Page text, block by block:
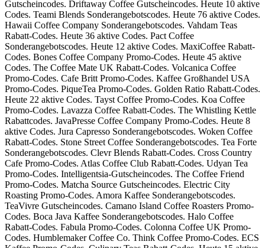
Gutscheincodes. Driftaway Coffee Gutscheincodes. Heute 10 aktive
Codes. Teami Blends Sonderangebotscodes. Heute 76 aktive Codes.
Hawaii Coffee Company Sonderangebotscodes. Vahdam Teas
Rabatt-Codes. Heute 36 aktive Codes. Pact Coffee
Sonderangebotscodes. Heute 12 aktive Codes. MaxiCoffee Rabatt-
Codes. Bones Coffee Company Promo-Codes. Heute 45 aktive
Codes. The Coffee Mate UK Rabatt-Codes. Volcanica Coffee
Promo-Codes. Cafe Britt Promo-Codes. Kaffee Großhandel USA
Promo-Codes. PiqueTea Promo-Codes. Golden Ratio Rabatt-Codes.
Heute 22 aktive Codes. Tayst Coffee Promo-Codes. Koa Coffee
Promo-Codes. Lavazza Coffee Rabatt-Codes. The Whistling Kettle
Rabattcodes. JavaPresse Coffee Company Promo-Codes. Heute 8
aktive Codes. Jura Capresso Sonderangebotscodes. Woken Coffee
Rabatt-Codes. Stone Street Coffee Sonderangebotscodes. Tea Forte
Sonderangebotscodes. Clevr Blends Rabatt-Codes. Cross Country
Cafe Promo-Codes. Atlas Coffee Club Rabatt-Codes. Udyan Tea
Promo-Codes. Intelligentsia-Gutscheincodes. The Coffee Friend
Promo-Codes. Matcha Source Gutscheincodes. Electric City
Roasting Promo-Codes. Amora Kaffee Sonderangebotscodes.
TeaVivre Gutscheincodes. Camano Island Coffee Roasters Promo-
Codes. Boca Java Kaffee Sonderangebotscodes. Halo Coffee
Rabatt-Codes. Fabula Promo-Codes. Colonna Coffee UK Promo-
Codes. Humblemaker Coffee Co. Think Coffee Promo-Codes. ECS